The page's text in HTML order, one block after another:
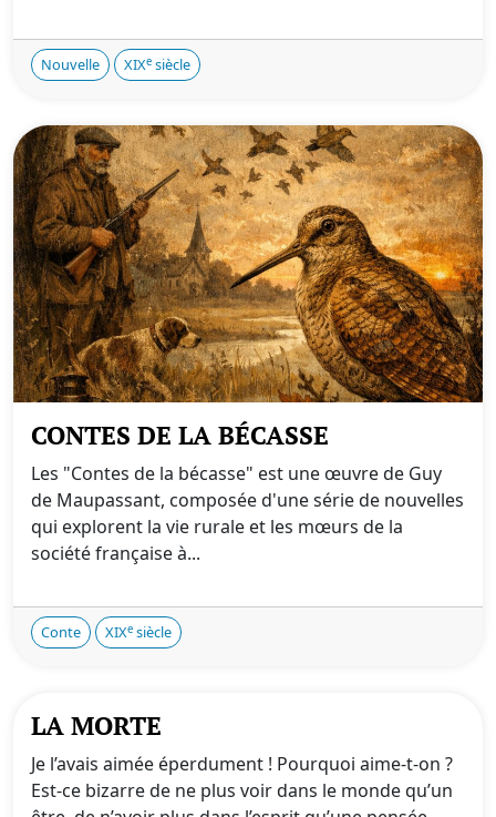
Nouvelle XIXe siècle
CONTES DE LA BÉCASSE
Les "Contes de la bécasse" est une œuvre de Guy
de Maupassant, composée d'une série de nouvelles
qui explorent la vie rurale et les mœurs de la
société française à...
Conte XIXe siècle
LA MORTE
Je l’avais aimée éperdument ! Pourquoi aime-t-on ?
Est-ce bizarre de ne plus voir dans le monde qu’un